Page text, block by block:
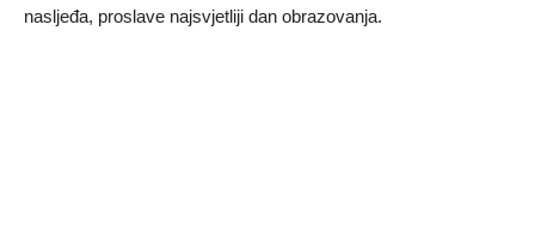
nasljeđa, proslave najsvjetliji dan obrazovanja.